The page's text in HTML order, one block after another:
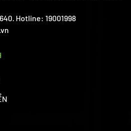
Hotline: 19001998